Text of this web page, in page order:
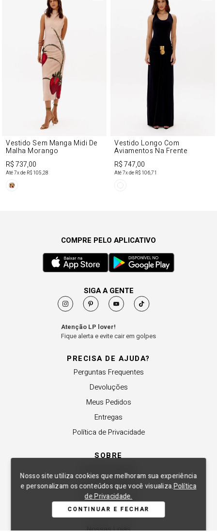
Nosso site utiliza cookies que melhoram sua experiência
e personalizam os conteúdos que você visualiza.Política
de Privacidade.
CONTINUAR E FECHAR
Vestido Sem Manga Midi De
Malha Morango
R$ 737,00
Até7x de R$ 105,28
Vestido Longo Com
Aviamentos Na Frente
R$ 747,00
Até7x de R$ 106,71
PRECISA DE AJUDA?
Perguntas Frequentes
Devoluções
Meus Pedidos
Entregas
Política de Privacidade
SOBRE
Revender a Marca
Trabalhe Conosco
Compre Local
Nossas Lojas
COMPRE PELO APLICATIVO
SIGA A GENTE
Atenção LP lover!
Fique alerta e evite cair em golpes